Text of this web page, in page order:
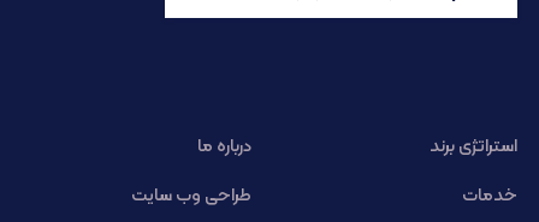
استراتژی برند
درباره ما
خدمات
طراحی وب سایت